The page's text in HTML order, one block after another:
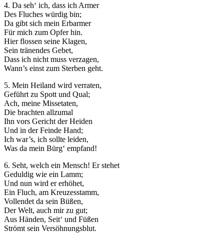
4. Da seh‘ ich, dass ich Armer
Des Fluches würdig bin;
Da gibt sich mein Erbarmer
Für mich zum Opfer hin.
Hier flossen seine Klagen,
Sein tränendes Gebet,
Dass ich nicht muss verzagen,
Wann’s einst zum Sterben geht.
5. Mein Heiland wird verraten,
Geführt zu Spott und Qual;
Ach, meine Missetaten,
Die brachten allzumal
Ihn vors Gericht der Heiden
Und in der Feinde Hand;
Ich war’s, ich sollte leiden,
Was da mein Bürg‘ empfand!
6. Seht, welch ein Mensch! Er stehet
Geduldig wie ein Lamm;
Und nun wird er erhöhet,
Ein Fluch, am Kreuzesstamm,
Vollendet da sein Büßen,
Der Welt, auch mir zu gut;
Aus Händen, Seit‘ und Füßen
Strömt sein Versöhnungsblut.